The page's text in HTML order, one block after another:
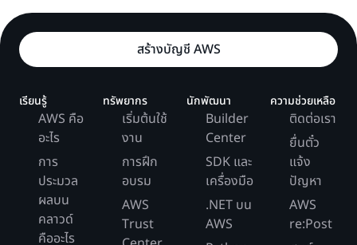
สร้างบัญชี AWS
เรียนรู้
AWS คือ
อะไร
การ
ประมวล
ผลบน
คลาวด์
คืออะไร
ทรัพยากร
เริ่มต้นใช้
งาน
การฝึก
อบรม
AWS
Trust
นักพัฒนา
Builder
Center
SDK และ
เครื่องมือ
.NET บน
AWS
ความช่วยเหลือ
ติดต่อเรา
ยื่นตั๋ว
แจ้ง
ปัญหา
AWS
re:Post